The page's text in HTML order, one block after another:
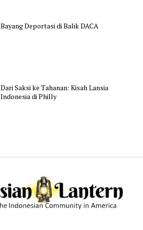
Bayang Deportasi di Balik DACA
Dari Saksi ke Tahanan: Kisah Lansia
Indonesia di Philly